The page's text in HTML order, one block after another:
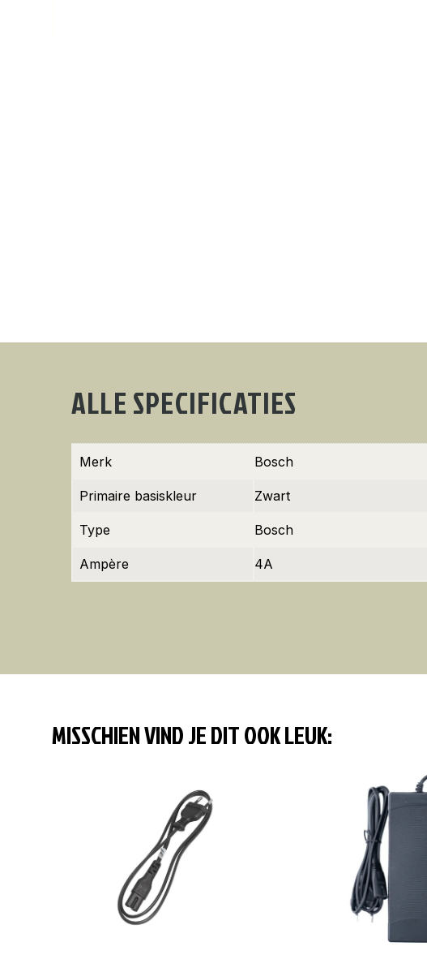
ALLE SPECIFICATIES
Merk Bosch
Primaire basiskleur Zwart
Type Bosch
Ampère 4A
MISSCHIEN VIND JE DIT OOK LEUK: